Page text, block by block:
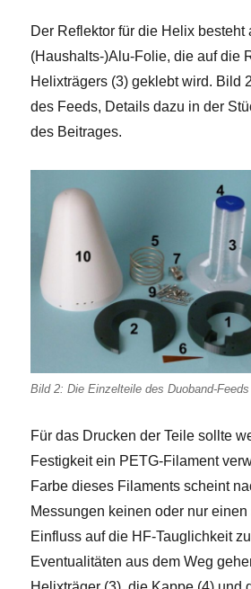
Der Reflektor für die Helix besteht
(Haushalts-)Alu-Folie, die auf die
Helixträgers (3) geklebt wird. Bild
des Feeds, Details dazu in der
des Beitrages.
Bild 2: Die Einzelteile des Duoband-Feeds
Für das Drucken der Teile sollte
Festigkeit ein PETG-Filament
Farbe dieses Filaments scheint
Messungen keinen oder nur
Einfluss auf die HF-Tauglichkeit
Eventualitäten aus dem Weg